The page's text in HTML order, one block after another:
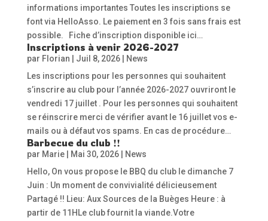
informations importantes Toutes les inscriptions se
font via HelloAsso. Le paiement en 3 fois sans frais est
possible. Fiche d’inscription disponible ici…
Inscriptions à venir 2026-2027
par Florian Juil 8, 2026|
News
Les inscriptions pour les personnes qui souhaitent
s’inscrire au club pour l’année 2026-2027 ouvriront le
vendredi 17 juillet . Pour les personnes qui souhaitent
se réinscrire merci de vérifier avant le 16 juillet vos e-
mails ou à défaut vos spams. En cas de procédure…
Barbecue du club !!
par Marie| Mai 30, 2026|
News
Hello, On vous propose le BBQ du club le dimanche 7
Juin : Un moment de convivialité délicieusement
Partagé !! Lieu: Aux Sources de la Buèges Heure : à
partir de 11HLe club fournit la viande.Votre